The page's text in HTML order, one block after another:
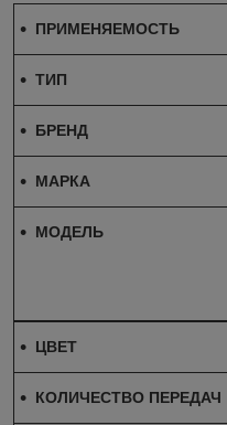
ПРИМЕНЯЕМОСТЬ
ТИП
БРЕНД
МАРКА
МОДЕЛЬ
ЦВЕТ
КОЛИЧЕСТВО ПЕРЕДАЧ